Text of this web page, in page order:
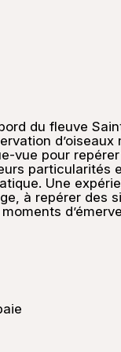
du fleuve
vue pour
particularités
Une
à repérer des